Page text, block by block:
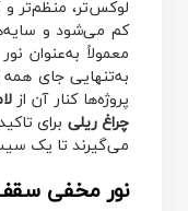
کم می‌شود و
معمولاً به‌عنوان
به‌تنهایی جای همه
پروژه‌ها کنار آن از
چراغ ریلی برای
می‌گیرند تا یک
نور مخفی سقف